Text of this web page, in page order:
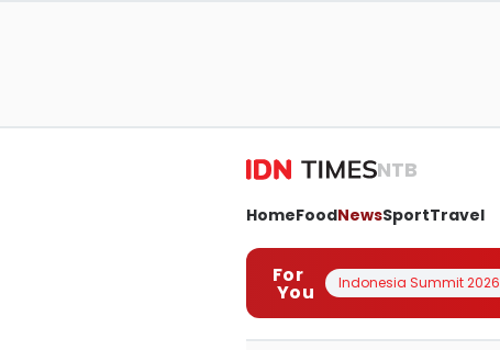
NTB
HomeFoodNewsSportTravel
For
You Indonesia Summit 2026